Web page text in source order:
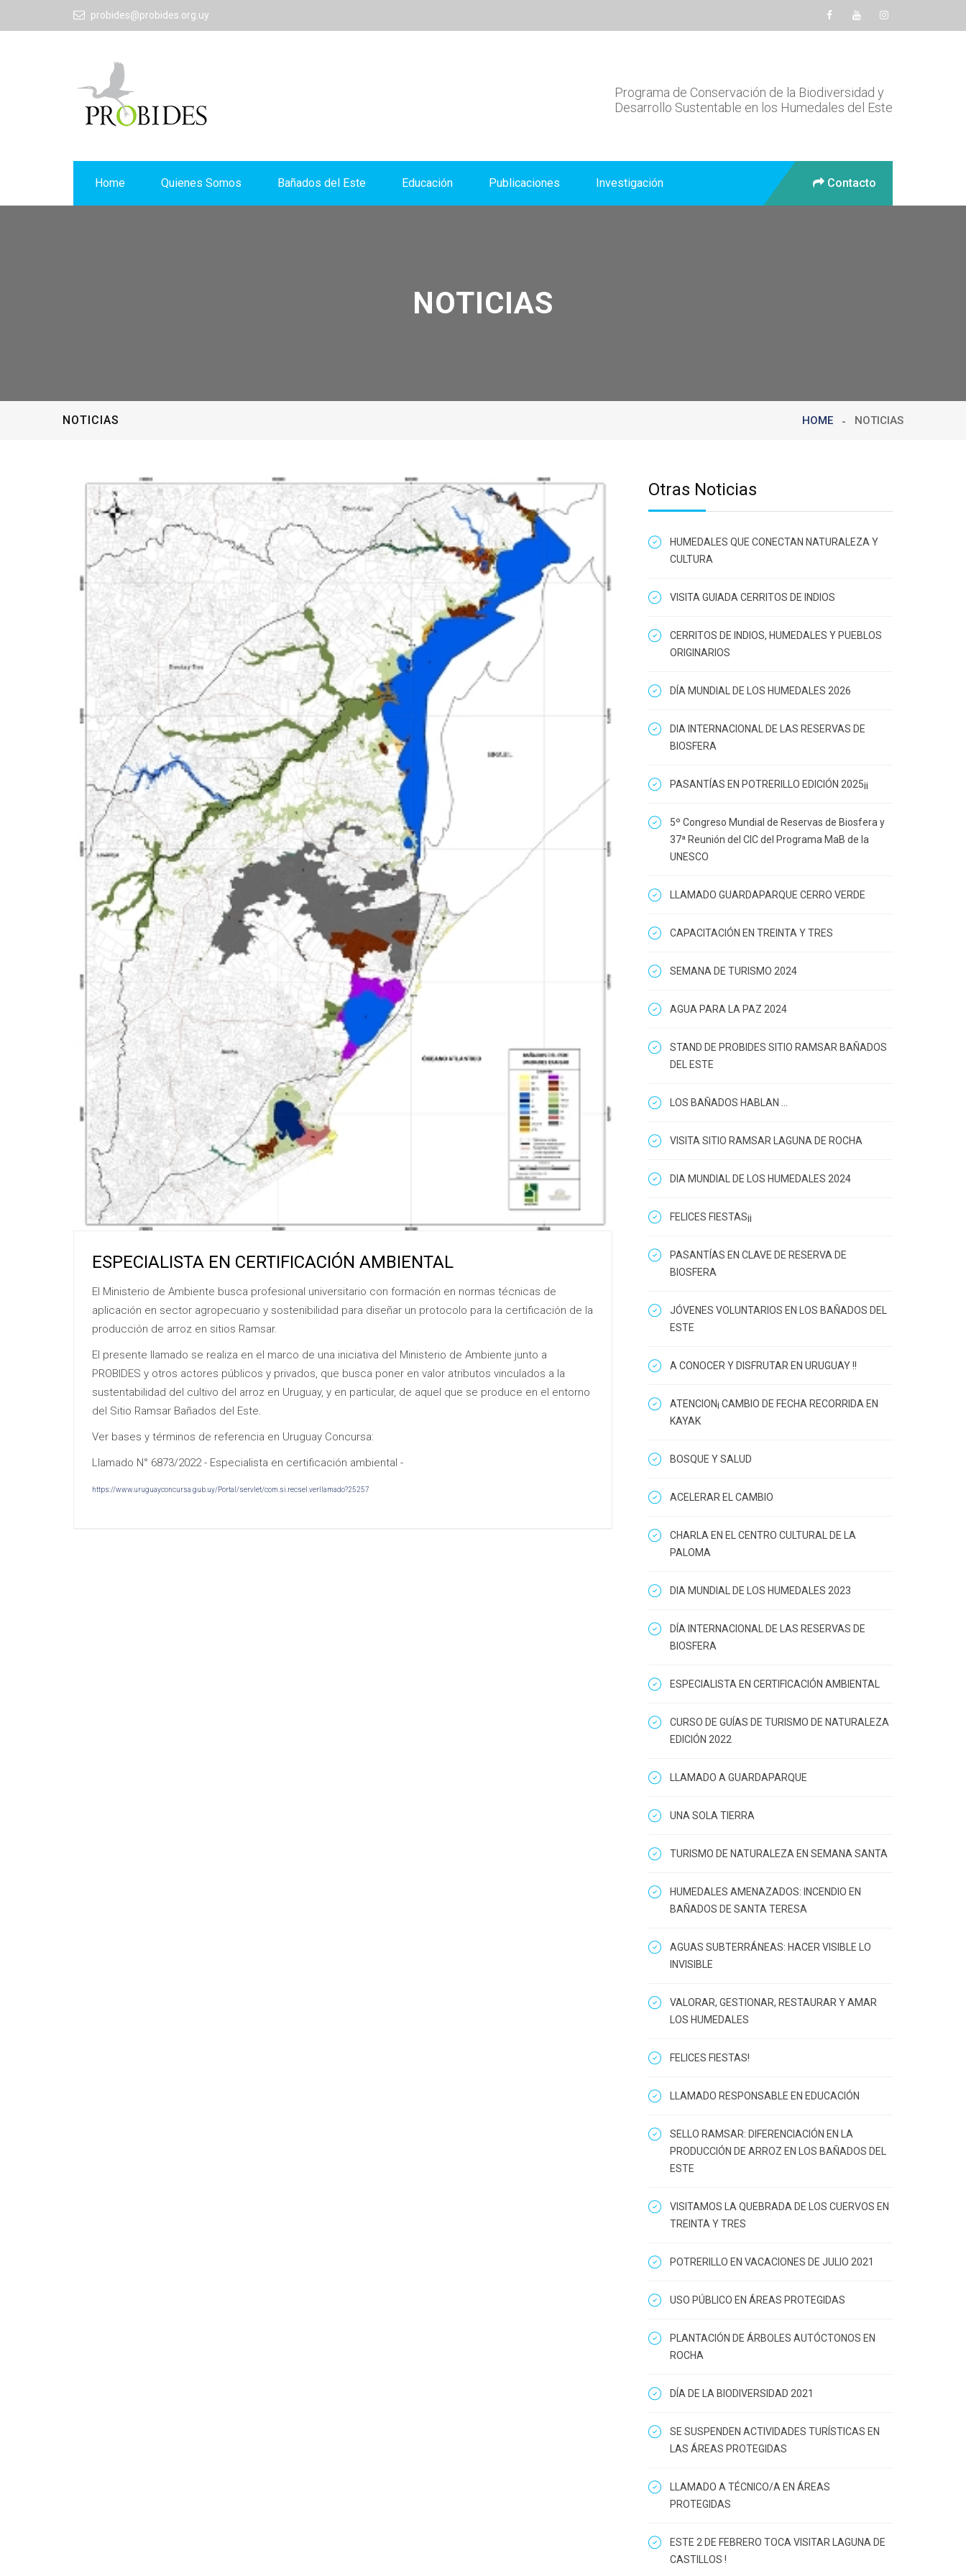
probides@probides.org.uy
Programa de Conservación de la Biodiversidad y
Desarrollo Sustentable en los Humedales del Este
Home Quienes Somos Bañados del Este Educación Publicaciones Investigación Contacto
NOTICIAS
NOTICIAS HOME NOTICIAS
ESPECIALISTA EN CERTIFICACIÓN AMBIENTAL
El Ministerio de Ambiente busca profesional universitario con formación en normas técnicas de
aplicación en sector agropecuario y sostenibilidad para diseñar un protocolo para la certificación de la
producción de arroz en sitios Ramsar.
El presente llamado se realiza en el marco de una iniciativa del Ministerio de Ambiente junto a
PROBIDES y otros actores públicos y privados, que busca poner en valor atributos vinculados a la
sustentabilidad del cultivo del arroz en Uruguay, y en particular, de aquel que se produce en el entorno
del Sitio Ramsar Bañados del Este.
Ver bases y términos de referencia en Uruguay Concursa:
Llamado N° 6873/2022 - Especialista en certificación ambiental -
https://www.uruguayconcursa.gub.uy/Portal/servlet/com.si.recsel.verllamado?25257
Otras Noticias
HUMEDALES QUE CONECTAN NATURALEZA Y
CULTURA
VISITA GUIADA CERRITOS DE INDIOS
CERRITOS DE INDIOS, HUMEDALES Y PUEBLOS
ORIGINARIOS
DÍA MUNDIAL DE LOS HUMEDALES 2026
DIA INTERNACIONAL DE LAS RESERVAS DE
BIOSFERA
PASANTÍAS EN POTRERILLO EDICIÓN 2025¡¡
5º Congreso Mundial de Reservas de Biosfera y
37ª Reunión del CIC del Programa MaB de la
UNESCO
LLAMADO GUARDAPARQUE CERRO VERDE
CAPACITACIÓN EN TREINTA Y TRES
SEMANA DE TURISMO 2024
AGUA PARA LA PAZ 2024
STAND DE PROBIDES SITIO RAMSAR BAÑADOS
DEL ESTE
LOS BAÑADOS HABLAN ...
VISITA SITIO RAMSAR LAGUNA DE ROCHA
DIA MUNDIAL DE LOS HUMEDALES 2024
FELICES FIESTAS¡¡
PASANTÍAS EN CLAVE DE RESERVA DE
BIOSFERA
JÓVENES VOLUNTARIOS EN LOS BAÑADOS DEL
ESTE
A CONOCER Y DISFRUTAR EN URUGUAY !!
ATENCION¡ CAMBIO DE FECHA RECORRIDA EN
KAYAK
BOSQUE Y SALUD
ACELERAR EL CAMBIO
CHARLA EN EL CENTRO CULTURAL DE LA
PALOMA
DIA MUNDIAL DE LOS HUMEDALES 2023
DÍA INTERNACIONAL DE LAS RESERVAS DE
BIOSFERA
ESPECIALISTA EN CERTIFICACIÓN AMBIENTAL
CURSO DE GUÍAS DE TURISMO DE NATURALEZA
EDICIÓN 2022
LLAMADO A GUARDAPARQUE
UNA SOLA TIERRA
TURISMO DE NATURALEZA EN SEMANA SANTA
HUMEDALES AMENAZADOS: INCENDIO EN
BAÑADOS DE SANTA TERESA
AGUAS SUBTERRÁNEAS: HACER VISIBLE LO
INVISIBLE
VALORAR, GESTIONAR, RESTAURAR Y AMAR
LOS HUMEDALES
FELICES FIESTAS!
LLAMADO RESPONSABLE EN EDUCACIÓN
SELLO RAMSAR: DIFERENCIACIÓN EN LA
PRODUCCIÓN DE ARROZ EN LOS BAÑADOS DEL
ESTE
VISITAMOS LA QUEBRADA DE LOS CUERVOS EN
TREINTA Y TRES
POTRERILLO EN VACACIONES DE JULIO 2021
USO PÚBLICO EN ÁREAS PROTEGIDAS
PLANTACIÓN DE ÁRBOLES AUTÓCTONOS EN
ROCHA
DÍA DE LA BIODIVERSIDAD 2021
SE SUSPENDEN ACTIVIDADES TURÍSTICAS EN
LAS ÁREAS PROTEGIDAS
LLAMADO A TÉCNICO/A EN ÁREAS
PROTEGIDAS
ESTE 2 DE FEBRERO TOCA VISITAR LAGUNA DE
CASTILLOS !